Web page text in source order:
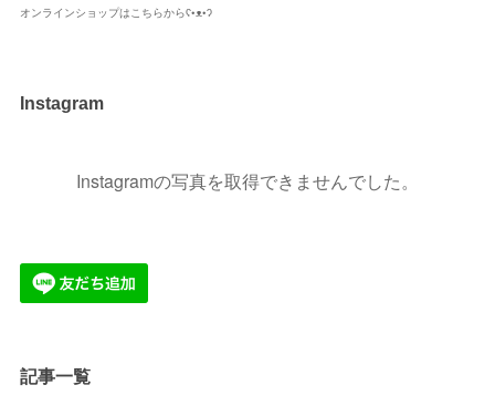
オンラインショップはこちらからʕ•ᴥ•ʔ
Instagram
Instagramの写真を取得できませんでした。
記事一覧